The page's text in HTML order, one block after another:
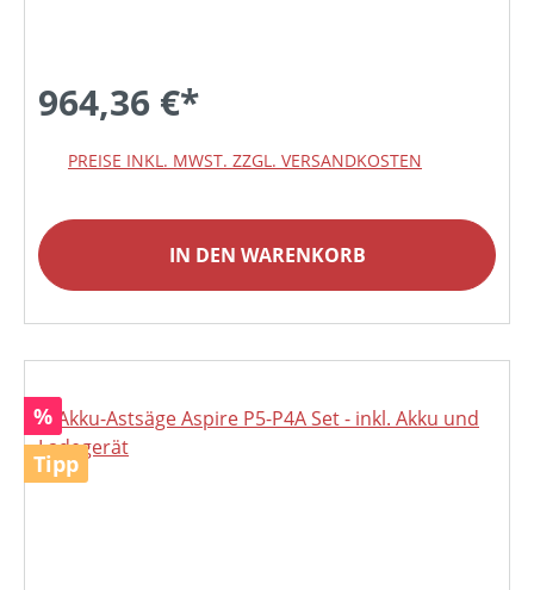
964,36 €*
PREISE INKL. MWST. ZZGL. VERSANDKOSTEN
IN DEN WARENKORB
Rabatt
%
Tipp